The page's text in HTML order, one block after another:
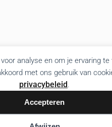
analyse en om je ervaring
met ons gebruik van
privacybeleid.
Accepteren